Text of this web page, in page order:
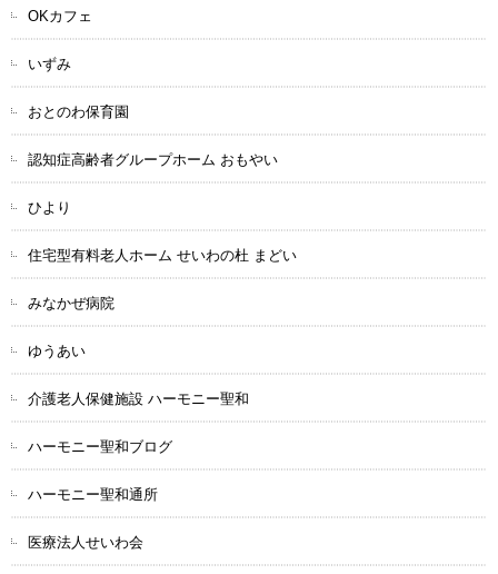
OKカフェ
いずみ
おとのわ保育園
認知症高齢者グループホーム おもやい
ひより
住宅型有料老人ホーム せいわの杜 まどい
みなかぜ病院
ゆうあい
介護老人保健施設 ハーモニー聖和
ハーモニー聖和ブログ
ハーモニー聖和通所
医療法人せいわ会